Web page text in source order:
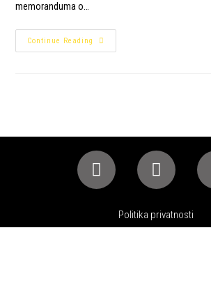
memoranduma o…
Continue Reading
Politika privatnosti